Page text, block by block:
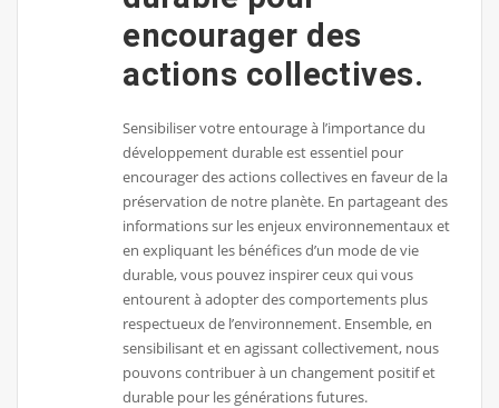
encourager des
actions collectives.
Sensibiliser votre entourage à l’importance du
développement durable est essentiel pour
encourager des actions collectives en faveur de la
préservation de notre planète. En partageant des
informations sur les enjeux environnementaux et
en expliquant les bénéfices d’un mode de vie
durable, vous pouvez inspirer ceux qui vous
entourent à adopter des comportements plus
respectueux de l’environnement. Ensemble, en
sensibilisant et en agissant collectivement, nous
pouvons contribuer à un changement positif et
durable pour les générations futures.